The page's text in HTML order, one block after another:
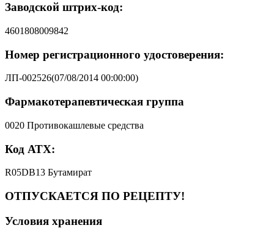
Заводской штрих-код:
4601808009842
Номер регистрационного удостоверения:
ЛП-002526(07/08/2014 00:00:00)
Фармакотерапевтическая группа
0020 Противокашлевые средства
Код АТХ:
R05DB13 Бутамират
ОТПУСКАЕТСЯ ПО РЕЦЕПТУ!
Условия хранения